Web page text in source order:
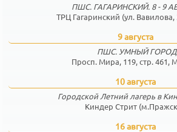
ПШС. ГАГАРИНСКИЙ. 8 - 9
ТРЦ Гагаринский (ул.
9 августа
ПШС. УМНЫЙ ГОРОД
Просп. Мира, 119, стр. 461,
10 августа
Городской Летний лагерь в
Киндер Стрит
16 августа